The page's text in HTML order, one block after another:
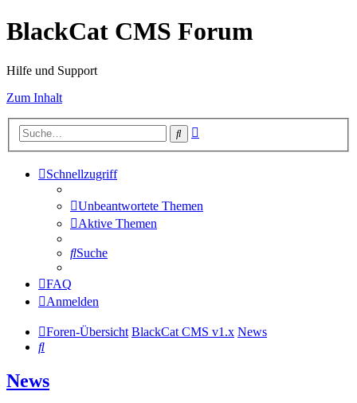
BlackCat CMS Forum
Hilfe und Support
Zum Inhalt
Suche
Schnellzugriff
Unbeantwortete Themen
Aktive Themen
Suche
FAQ
Anmelden
Foren-Übersicht BlackCat CMS v1.x News
Suche
News